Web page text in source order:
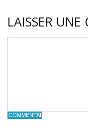
LAISSER
COMMENTAIRE